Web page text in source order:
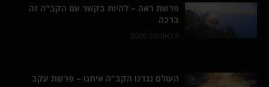
פרשת ראה – להיות בקשר עם הקב"ה זה
ברכה
6 באוגוסט 2026
העולם נגדנו הקב"ה איתנו – פרשת עקב